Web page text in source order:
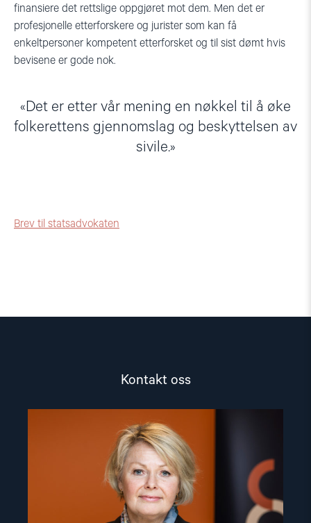
finansiere det rettslige oppgjøret mot dem. Men det er
profesjonelle etterforskere og jurister som kan få
enkeltpersoner kompetent etterforsket og til sist dømt hvis
bevisene er gode nok.
Det er etter vår mening en nøkkel til å øke
folkerettens gjennomslag og beskyttelsen av
sivile.
Brev til statsadvokaten
Kontakt oss
article
"Berit
Lindeman"